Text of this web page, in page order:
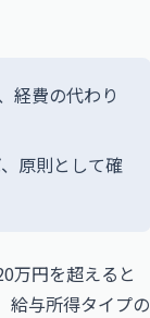
経費の代わり
原則として確
万円を超えると
給与所得タイプの